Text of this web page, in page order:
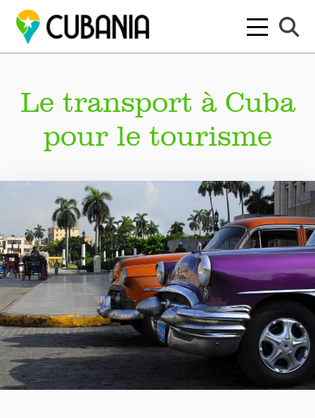
Le transport à Cuba
pour le tourisme